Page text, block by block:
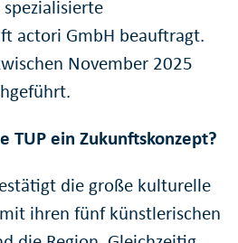
actori GmbH beauftragt.
November 2025
TUP ein Zukunftskonzept?
die große kulturelle
ihren fünf künstlerischen